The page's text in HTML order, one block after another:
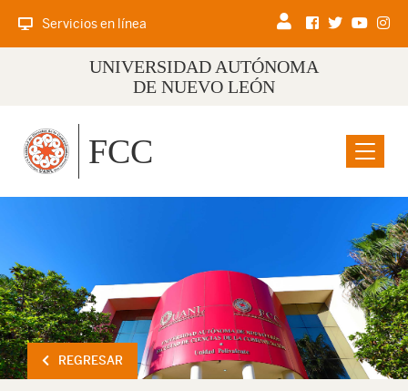
Servicios en línea
UNIVERSIDAD AUTÓNOMA
DE NUEVO LEÓN
Menu
FCC
REGRESAR